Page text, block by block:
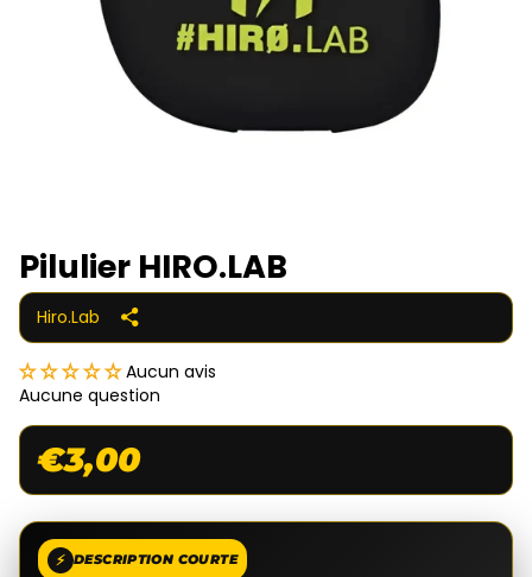
Pilulier HIRO.LAB
Hiro.Lab
Aucun avis
Aucune question
€3,00
⚡ DESCRIPTION COURTE